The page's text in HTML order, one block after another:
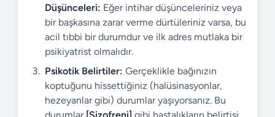
Düşünceleri: Eğer intihar düşünceleriniz veya
bir başkasına zarar verme dürtüleriniz varsa, bu
acil tıbbi bir durumdur ve ilk adres mutlaka bir
psikiyatrist olmalıdır.
Psikotik Belirtiler: Gerçeklikle bağınızın
koptuğunu hissettiğiniz (halüsinasyonlar,
hezeyanlar gibi) durumlar yaşıyorsanız. Bu